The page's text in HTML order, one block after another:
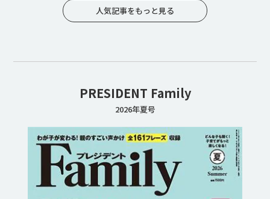
人気記事をもっと見る
PRESIDENT Family
2026年夏号